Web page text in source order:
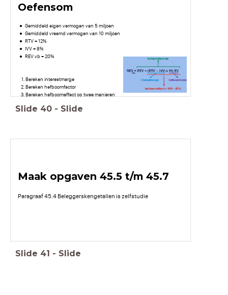
Oefensom
Gemiddeld eigen vermogen van 5 miljoen
Gemiddeld vreemd vermogen van 10 miljoen
RTV = 12%
IVV = 8%
REV vb = 20%
Bereken interestmarge
Bereken hefboomfactor
Bereken hefboomeffect op twee manieren
vb
Slide 40 - Slide
Maak opgaven 45.5 t/m 45.7
Paragraaf 45.4 Beleggerskengetallen is zelfstudie
Slide 41 - Slide